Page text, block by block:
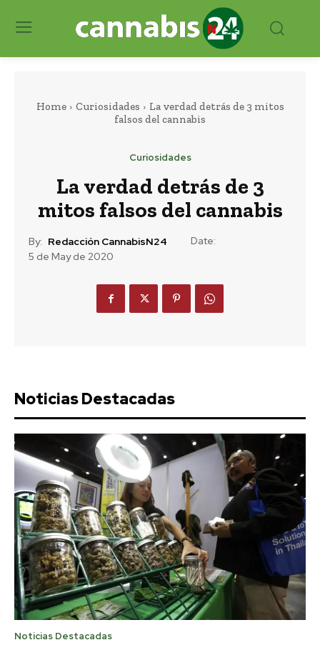
Home Curiosidades
La verdad detrás de 3 mitos
falsos del cannabis
Curiosidades
La verdad detrás de 3
mitos falsos del cannabis
By: Redacción CannabisN24
Date:
5 de May de 2020
Noticias Destacadas
Noticias Destacadas